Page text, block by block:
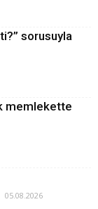
sorusuyla
memlekette
05.08.2026